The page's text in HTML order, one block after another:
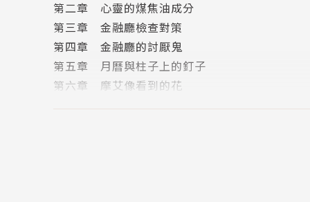
〈日本讀者心得〉
「作者不虧是銀行員出身，各種細節描述得栩栩
「小說與連續劇都充滿張力，不斷替主角捏一把
「每天下班回家看《半澤直樹》，已經變成工作
第二章 心靈的煤焦油成分
第三章 金融廳檢查對策
第四章 金融廳的討厭鬼
第五章 月曆與柱子上的釘子
第六章 摩艾像看到的花